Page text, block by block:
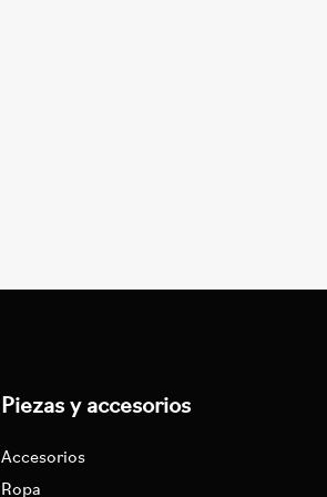
Piezas y accesorios
Accesorios
Ropa